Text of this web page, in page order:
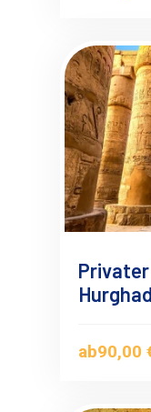
ab90,00